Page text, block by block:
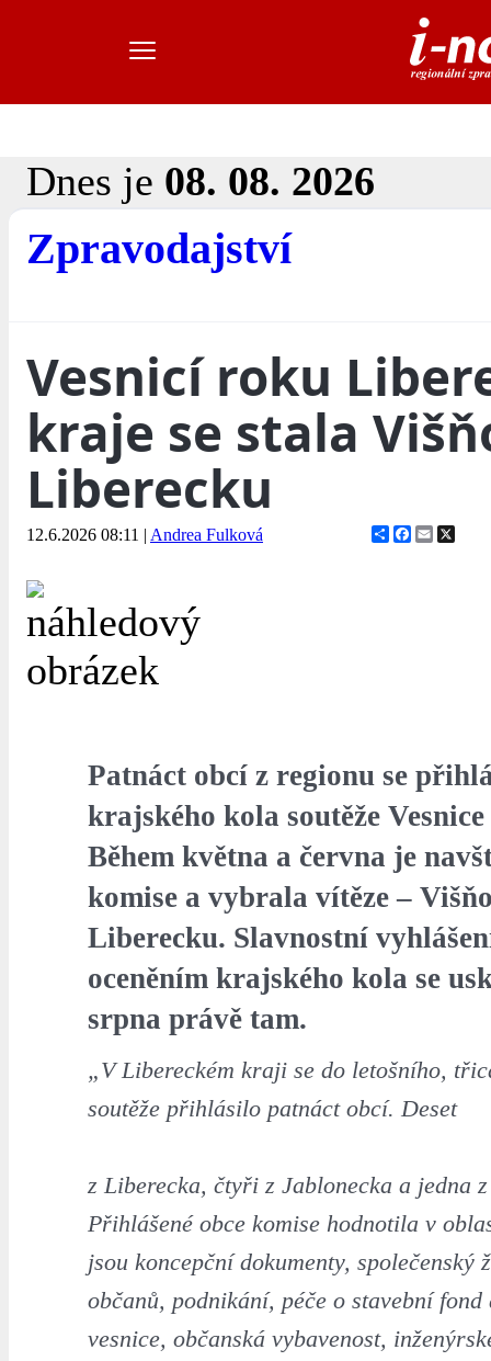
Dnes je 08. 08. 2026
Zpravodajství
Vesnicí roku
kraje se stala
Liberecku
12.6.2026 08:11 | Andrea Fulková ShareFacebook
Email
Patnáct obcí z regionu se
krajského kola soutěže
Během května a června je
komise a vybrala vítěze –
Liberecku. Slavnostní
oceněním krajského kola se
srpna právě tam.
„V Libereckém kraji se do letošního,
soutěže přihlásilo patnáct obcí. Deset
z Liberecka, čtyři z Jablonecka a jedna
Přihlášené obce komise hodnotila v
jsou koncepční dokumenty, společenský
občanů, podnikání, péče o stavební fond
vesnice, občanská vybavenost,